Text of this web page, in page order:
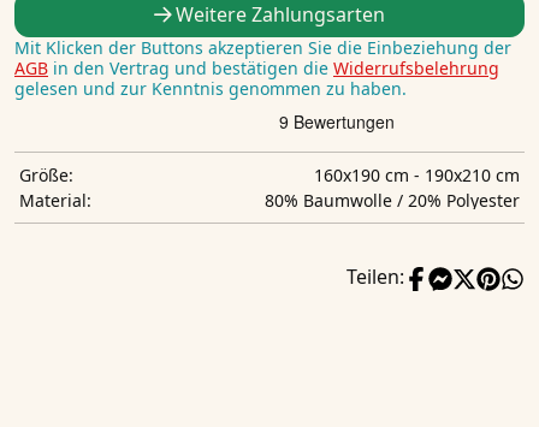
Weitere Zahlungsarten
Mit Klicken der Buttons akzeptieren Sie die Einbeziehung der
AGB in den Vertrag und bestätigen die Widerrufsbelehrung
gelesen und zur Kenntnis genommen zu haben.
Größe:
160x190 cm - 190x210 cm
Material:
80% Baumwolle / 20% Polyester
Teilen: